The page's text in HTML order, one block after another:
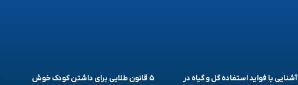
آشنایی با فواید استفاده گل و گیاه در ۵ قانون طلایی برای داشتن کودک خوش